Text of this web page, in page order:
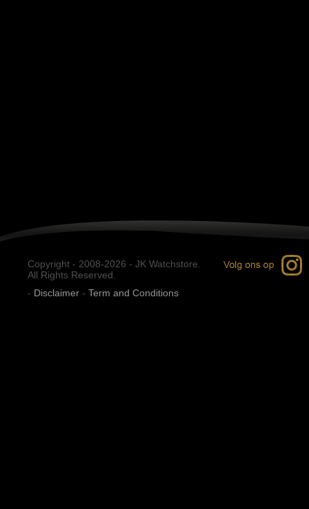
Copyright - 2008-2026 - JK Watchstore.
All Rights Reserved.
- Disclaimer - Term and Conditions